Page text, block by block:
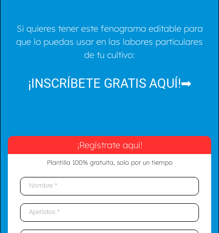
Si quieres tener este fenograma editable para
que lo puedas usar en las labores particulares
de tu cultivo:
¡INSCRÍBETE GRATIS AQUÍ!➡
¡Regístrate aquí!
Plantilla 100% gratuita, solo por un tiempo